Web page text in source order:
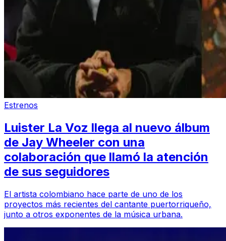
Estrenos
Luister La Voz llega al nuevo álbum
de Jay Wheeler con una
colaboración que llamó la atención
de sus seguidores
El artista colombiano hace parte de uno de los
proyectos más recientes del cantante puertorriqueño,
junto a otros exponentes de la música urbana.